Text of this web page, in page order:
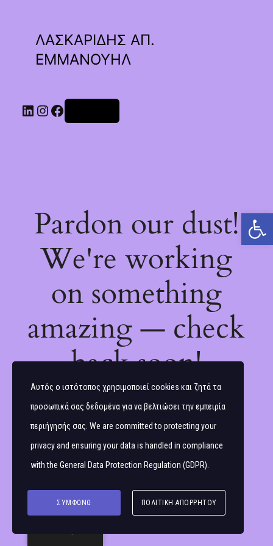
Ανοίξτε τη γραμμή εργαλείων
ΛΑΣΚΑΡΙΔΗΣ ΑΠ.
ΕΜΜΑΝΟΥΗΛ
Linkedin
Instagram
Facebook
Pardon our dust!
We're working
on something
amazing — check
back soon!
Αυτός ο ιστότοπος χρησιμοποιεί cookies και ζητά τα
προσωπικά σας δεδομένα για να βελτιώσει την εμπειρία
περιήγησής σας. We are committed to protecting your
privacy and ensuring your data is handled in compliance
with the General Data Protection Regulation (GDPR)
ΣΥΜΦΩΝΏ ΠΟΛΙΤΙΚΉ ΑΠΟΡΡΉΤΟΥ